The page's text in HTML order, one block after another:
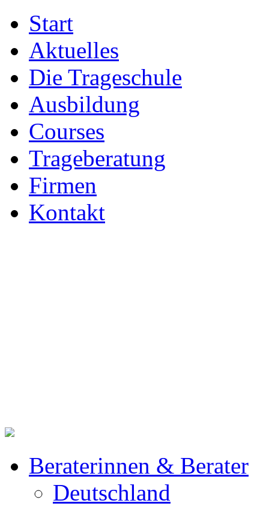
Start
Aktuelles
Die Trageschule
Ausbildung
Courses
Trageberatung
Firmen
Kontakt
Beraterinnen & Berater
Deutschland